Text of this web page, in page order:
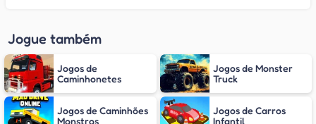
Jogue também
Jogos de
Caminhonetes
Jogos de Monster
Truck
Jogos de Caminhões
Monstros
Jogos de Carros
Infantil